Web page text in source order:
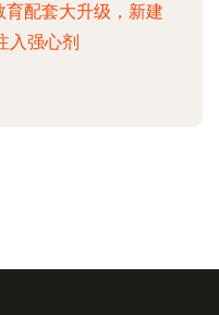
育配套大升级，新建
入强心剂